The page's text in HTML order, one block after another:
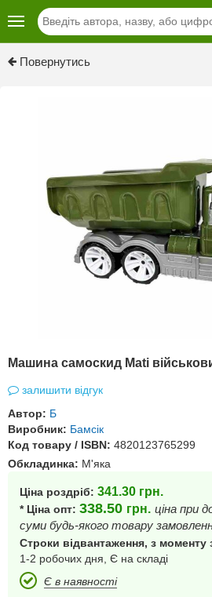
Повернутись
Машина самоскид Mati
залишити відгук
Автор: Б
Виробник: Бамсік
Код товару / ISBN: 4820123765299
Обкладинка: М'яка
Ціна роздріб: 341.30 грн.
* Ціна опт: 338.50 грн. ціна при
суми будь-якого товару
Строки відвантаження, з моменту
1-2 робочих дня, Є на складі
Є в наявності